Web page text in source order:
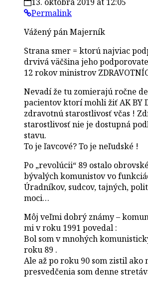
Permalink
Vážený pán Majerník
Strana smer = ktorú najviac
drvivá väčšina jeho
12 rokov ministrov
Nevadí že tu zomierajú ročne
pacientov ktorí mohli žiť AK BY
zdravotnú starostlivosť včas !
starostlivosť nie je dostupná
stavu.
To je ľavcové? To je neľudské !
Po „revolúcii“ 89 ostalo
bývalých komunistov vo
Úradníkov, sudcov, tajných,
moci…
Môj veľmi dobrý známy –
mi v roku 1991 povedal :
Bol som v mnohých
roku 89 .
Ale až po roku 90 som zistil ako
presvedčenia som denne